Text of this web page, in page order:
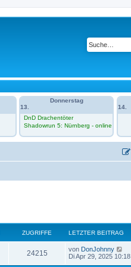
Donnerstag
13.
DnD Drachentöter
Shadowrun 5: Nürnberg - online
14.
ZUGRIFFE LETZTER BEITRAG
24215Z
L
e
von DonJohnny
Di Apr 29, 2025 10:18